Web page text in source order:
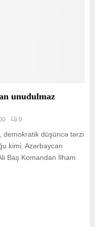
unudulmaz
0
demokratik düşüncə tərzi
kimi, Azərbaycan
Baş Komandan İlham